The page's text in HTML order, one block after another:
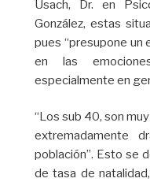
Usach, Dr. en
González, estas
pues “presupone
en las
especialmente en
“Los sub 40, son
extremadamente
población”. Esto se
de tasa de